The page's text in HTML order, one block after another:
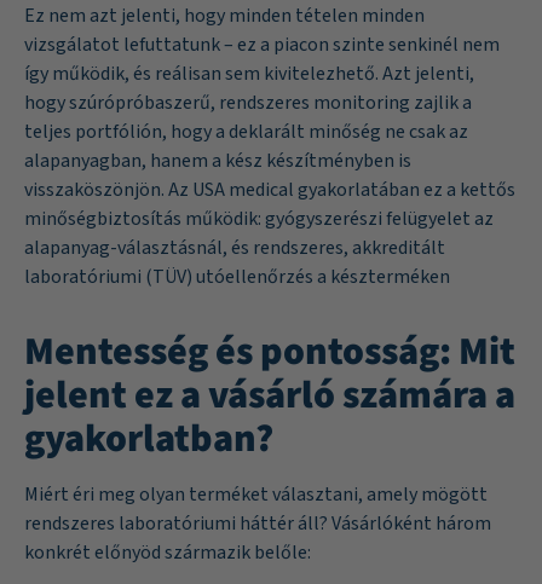
Ez nem azt jelenti, hogy minden tételen minden
vizsgálatot lefuttatunk – ez a piacon szinte senkinél nem
így működik, és reálisan sem kivitelezhető. Azt jelenti,
hogy szúrópróbaszerű, rendszeres monitoring zajlik a
teljes portfólión, hogy a deklarált minőség ne csak az
alapanyagban, hanem a kész készítményben is
visszaköszönjön. Az USA medical gyakorlatában ez a kettős
minőségbiztosítás működik: gyógyszerészi felügyelet az
alapanyag-választásnál, és rendszeres, akkreditált
laboratóriumi (TÜV) utóellenőrzés a készterméken
Mentesség és pontosság: Mit
jelent ez a vásárló számára a
gyakorlatban?
Miért éri meg olyan terméket választani, amely mögött
rendszeres laboratóriumi háttér áll? Vásárlóként három
konkrét előnyöd származik belőle: